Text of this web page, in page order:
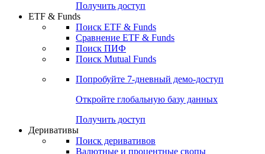
Попробуйте7-дневный
Откройте глобальную базу данных
Получить доступ
ETF & Funds
Сравнение ETF & Funds
Поиск Mutual Funds
Попробуйте7-дневный
Откройте глобальную базу данных